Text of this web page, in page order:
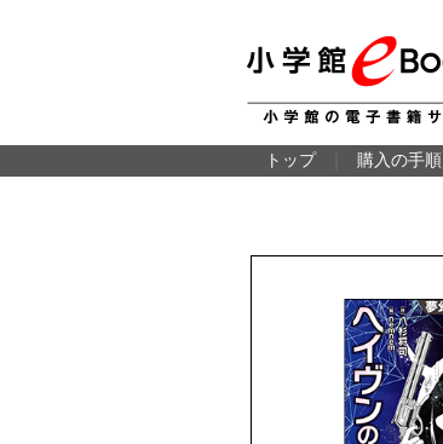
トップ 購入の手順